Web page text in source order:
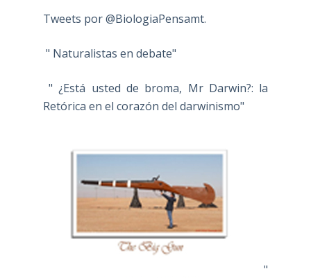
Tweets por @BiologiaPensamt.
" Naturalistas en debate"
" ¿Está usted de broma, Mr Darwin?: la
Retórica en el corazón del darwinismo"
"